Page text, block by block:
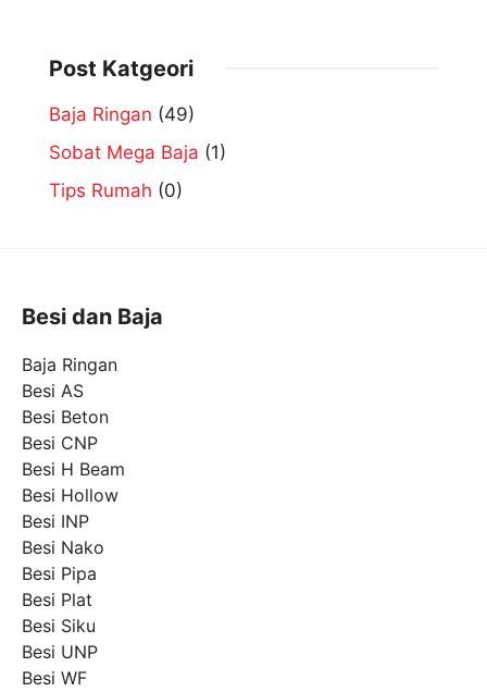
Post Katgeori
Baja Ringan (49)
Sobat Mega Baja (1)
Tips Rumah (0)
Besi dan Baja
Baja Ringan
Besi AS
Besi Beton
Besi CNP
Besi H Beam
Besi Hollow
Besi INP
Besi Nako
Besi Pipa
Besi Plat
Besi Siku
Besi UNP
Besi WF